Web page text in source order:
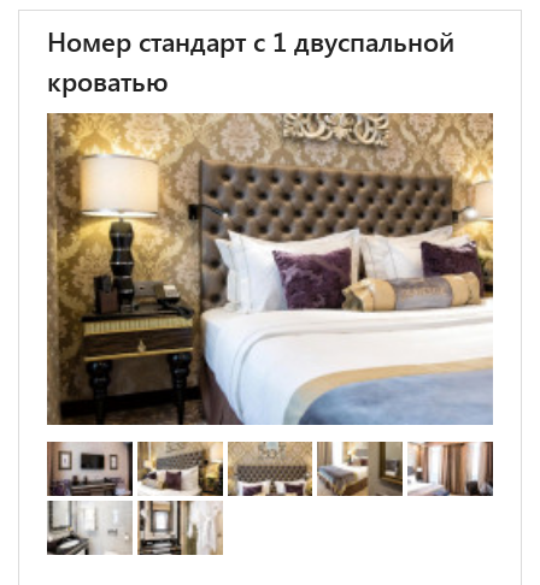
Номер стандарт с 1 двуспальной
кроватью